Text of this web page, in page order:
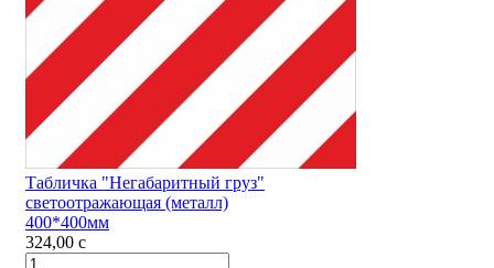
Табличка "Негабаритный груз"
светоотражающая (металл)
400*400мм
324,00 c